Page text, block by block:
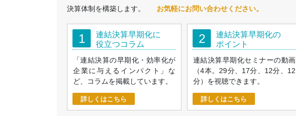
決算体制を構築します。
お気軽にお問い合わせください。
1
連結決算早期化に
役立つコラム
「連結決算の早期化・効率化が
企業に与えるインパクト」な
ど、コラムを掲載しています。
詳しくはこちら
2
連結決算早期化の
ポイント
連結決算早期化セミナーの動画
（4本。29分、17分、12分、12
分）を視聴できます。
詳しくはこちら